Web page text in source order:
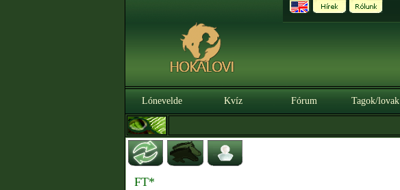
Lónevelde Kvíz Fórum Tagok/lovak
FT*